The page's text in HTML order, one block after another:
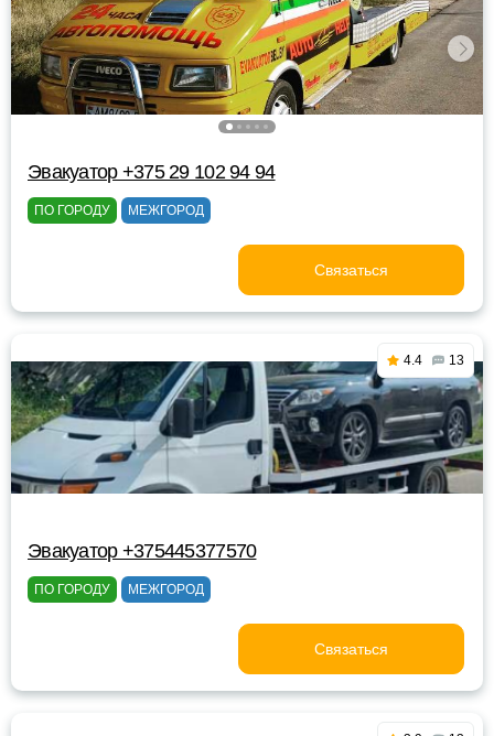
Эвакуатор +375 29 102 94 94
ПО ГОРОДУ МЕЖГОРОД
Связаться
4.4 13
Эвакуатор +375445377570
ПО ГОРОДУ МЕЖГОРОД
Связаться